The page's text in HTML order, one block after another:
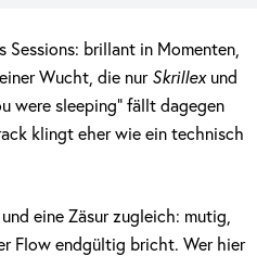
Sessions: brillant in Momenten,
Wucht, die nur Skrillex und
were sleeping” fällt dagegen
klingt eher wie ein technisch
eine Zäsur zugleich: mutig,
Flow endgültig bricht. Wer hier